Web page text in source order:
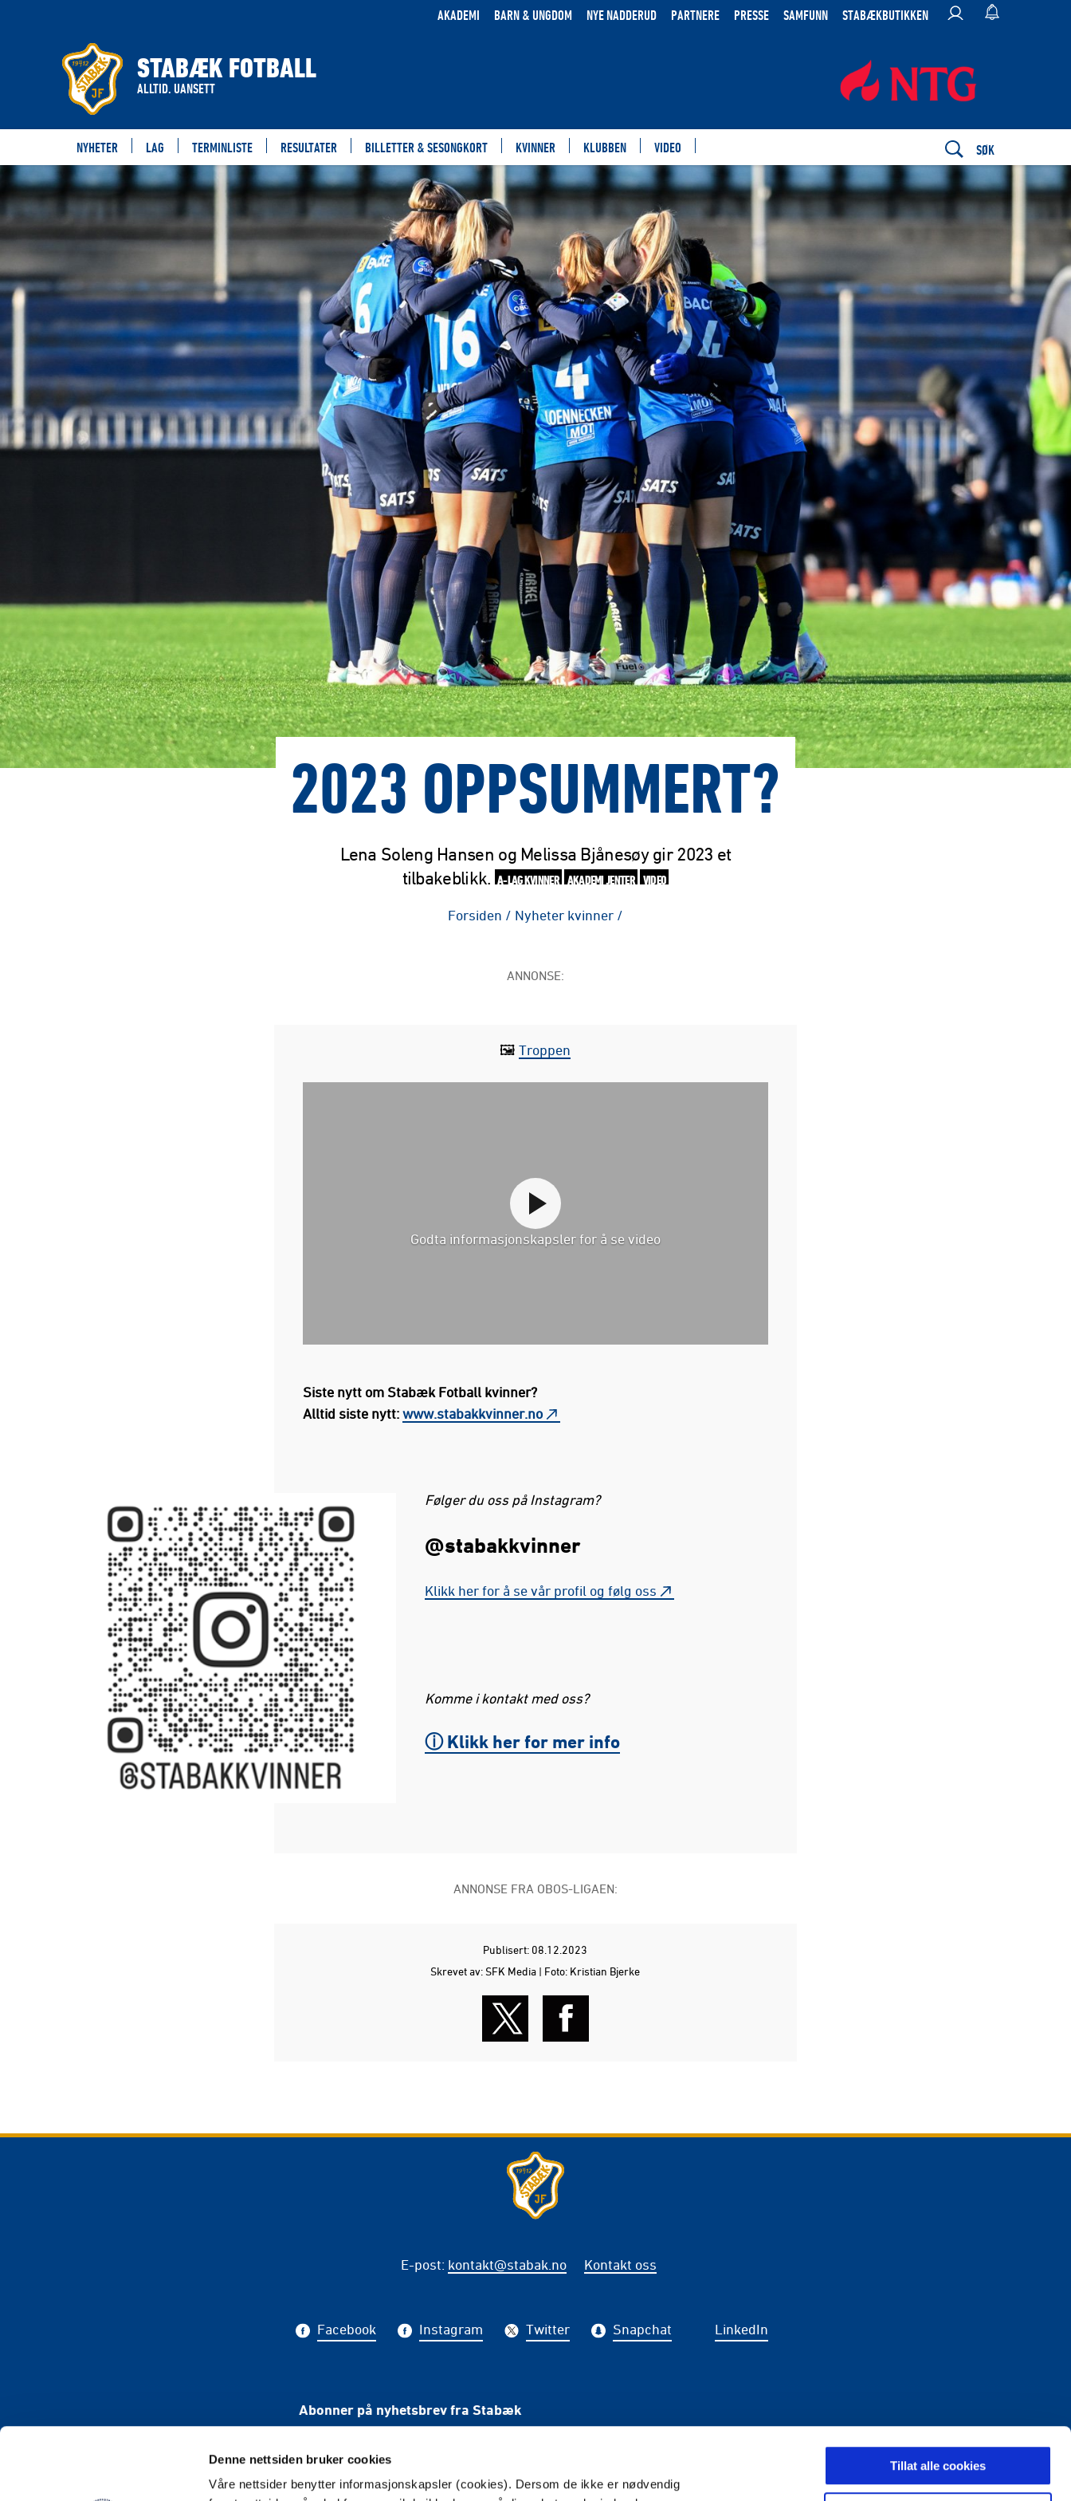
Denne nettsiden bruker cookies
Våre nettsider benytter informasjonskapsler (cookies). Dersom de ikke er nødvendig
Tillat alle cookies
AKADEMI BARN & UNGDOM NYE NADDERUD PARTNERE PRESSE SAMFUNN STABÆKBUTIKKEN
STABÆK FOTBALL
ALLTID. UANSETT
NYHETER LAG TERMINLISTE RESULTATER BILLETTER & SESONGKORT KVINNER KLUBBEN VIDEO SØK
2023 OPPSUMMERT?
Lena Soleng Hansen og Melissa Bjånesøy gir 2023 et
tilbakeblikk. A-LAG KVINNER AKADEMI JENTER VIDEO
Forsiden / Nyheter kvinner /
ANNONSE:
🖼Troppen
Godta informasjonskapsler for å se video
Siste nytt om Stabæk Fotball kvinner?
Alltid siste nytt: www.stabakkvinner.no
Følger du oss på Instagram?
@stabakkvinner
Klikk her for å se vår profil og følg oss
Komme i kontakt med oss?
ⓘ Klikk her for mer info
ANNONSE FRA OBOS-LIGAEN:
Publisert: 08.12.2023
Skrevet av: SFK Media | Foto: Kristian Bjerke
E-post: kontakt@stabak.no Kontakt oss
Facebook Instagram Twitter Snapchat LinkedIn
Abonner på nyhetsbrev fra Stabæk